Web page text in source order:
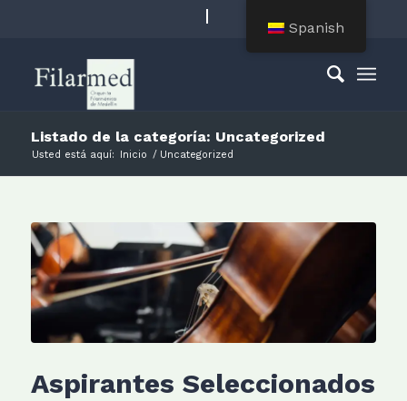
Listado de la categoría: Uncategorized
Usted está aquí: Inicio / Uncategorized
Aspirantes Seleccionados
Spanish